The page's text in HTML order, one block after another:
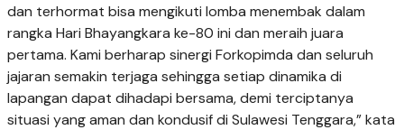
dan terhormat bisa mengikuti lomba menembak dalam
rangka Hari Bhayangkara ke-80 ini dan meraih juara
pertama. Kami berharap sinergi Forkopimda dan seluruh
jajaran semakin terjaga sehingga setiap dinamika di
lapangan dapat dihadapi bersama, demi terciptanya
situasi yang aman dan kondusif di Sulawesi Tenggara,” kata